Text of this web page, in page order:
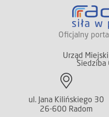
Oficjalny
Urząd
Siedziba
ul. Jana Kilińskiego 30
26-600 Radom